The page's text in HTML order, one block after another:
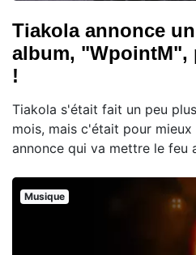
Tiakola annonce
album, "WpointM",
!
Tiakola s'était fait un peu
mois, mais c'était pour
annonce qui va mettre le feu
Musique